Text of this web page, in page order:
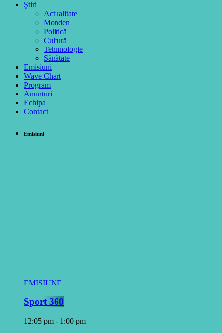
Ştiri
Actualitate
Monden
Politică
Cultură
Tehnnologie
Sănătate
Emisiuni
Wave Chart
Program
Anunturi
Echipa
Contact
Emisiuni
EMISIUNE
Sport 360
12:05 pm - 1:00 pm